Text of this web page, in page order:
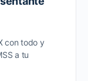
con todo y
a tu